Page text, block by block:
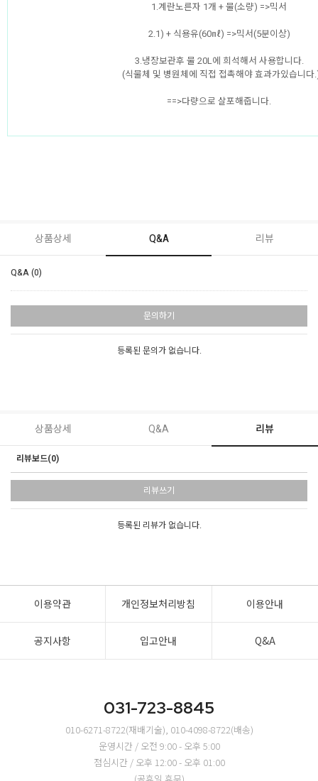
1.계란노른자 1개 + 물(소량) =>믹서
2.1) + 식용유(60㎖) =>믹서(5분이상)
3.냉장보관후 물 20L에 희석해서 사용합니다.
(식물체 및 병원체에 직접 접촉해야 효과가있습니다
==>다량으로 살포해줍니다.
상품상세 Q&A 리뷰
Q&A (0)
문의하기
등록된 문의가 없습니다.
상품상세 Q&A 리뷰
리뷰보드(0)
리뷰쓰기
등록된 리뷰가 없습니다.
이용약관 개인정보처리방침 이용안내
공지사항 입고안내 Q&A
031-723-8845
010-6271-8722(재배기술), 010-4098-8722(배송)
운영시간 / 오전 9:00 - 오후 5:00
점심시간 / 오후 12:00 - 오후 01:00